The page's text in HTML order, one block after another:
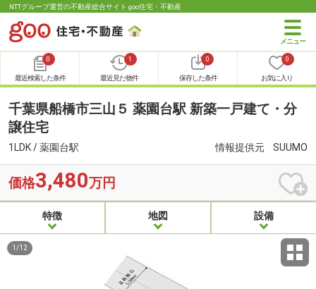
NTTグループ運営の不動産総合サイト goo住宅・不動産
0
最近検索した条件
1
最近見た物件
0
保存した条件
0
お気に入り
千葉県船橋市三山５ 薬園台駅 新築一戸建て・分
譲住宅
1LDK / 薬園台駅 情報提供元 SUUMO
価格3,480万円
特徴 地図 設備
1 /12